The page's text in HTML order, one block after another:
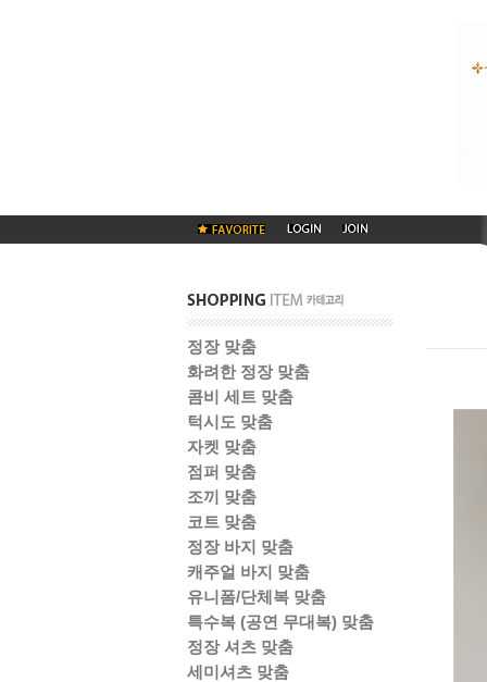
정장 맞춤
화려한 정장 맞춤
콤비 세트 맞춤
턱시도 맞춤
자켓 맞춤
점퍼 맞춤
조끼 맞춤
코트 맞춤
정장 바지 맞춤
캐주얼 바지 맞춤
유니폼/단체복 맞춤
특수복 (공연 무대복) 맞춤
정장 셔츠 맞춤
세미셔츠 맞춤